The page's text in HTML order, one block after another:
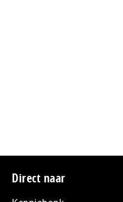
Footer
Direct naar